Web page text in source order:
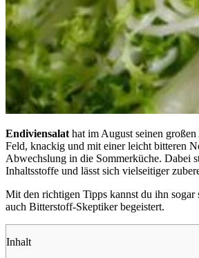
Endiviensalat hat im August seinen
Feld, knackig und mit einer leicht bitteren
Abwechslung in die Sommerküche. Dabei
Inhaltsstoffe und lässt sich vielseitiger
Mit den richtigen Tipps kannst du ihn sogar
auch Bitterstoff-Skeptiker begeistert.
Inhalt